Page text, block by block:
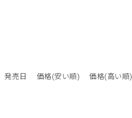
発売日 価格(安い順) 価格(高い順)